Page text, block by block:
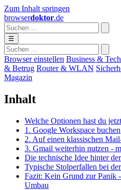
Zum Inhalt springen
browserdoktor.de
☰
Browser einstellen Business &
& Betrug Router & WLAN
Magazin
Inhalt
Welche Optionen hast du
1. Google Workspace buchen
2. Auf einen klassischen
3. Gmail weiterhin nutzen -
Die technische Idee hinter
Typische Stolperfallen bei
Fazit: Kein Grund zur Panik
Umbau